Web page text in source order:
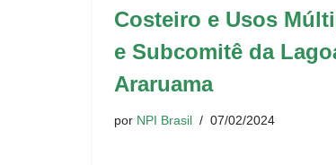
Costeiro e Usos
e Subcomitê da
Araruama
por NPI Brasil 07/02/2024